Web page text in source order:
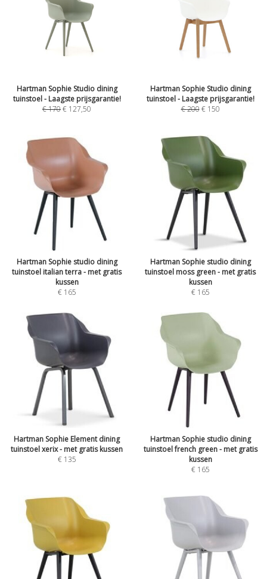
Hartman Sophie Studio dining
tuinstoel - Laagste prijsgarantie!
€170€ 127,50
Hartman Sophie Studio dining
tuinstoel - Laagste prijsgarantie!
€200 € 150
Hartman Sophie studio dining
tuinstoel italian terra - met gratis
kussen
€ 165
Hartman Sophie studio dining
tuinstoel moss green - met gratis
kussen
€ 165
Hartman Sophie Element dining
tuinstoel xerix - met gratis kussen
€ 135
Hartman Sophie studio dining
tuinstoel french green - met gratis
kussen
€ 165